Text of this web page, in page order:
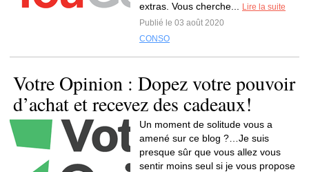
extras. Vous cherche...
Lire la suite
Publié le 03 août 2020
CONSO
Votre Opinion : Dopez votre pouvoir
d’achat et recevez des cadeaux!
Un moment de solitude vous a
amené sur ce blog ?…Je suis
presque sûr que vous allez vous
sentir moins seul si je vous propose